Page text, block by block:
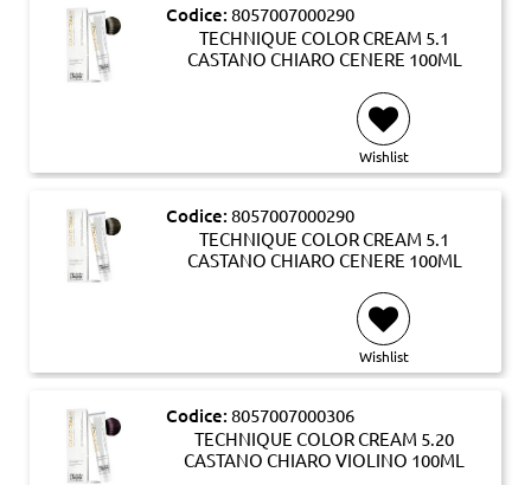
Codice: 8057007000290
TECHNIQUE COLOR CREAM 5.1
CASTANO CHIARO CENERE 100ML
Wishlist
Codice: 8057007000290
TECHNIQUE COLOR CREAM 5.1
CASTANO CHIARO CENERE 100ML
Wishlist
Codice: 8057007000306
TECHNIQUE COLOR CREAM 5.20
CASTANO CHIARO VIOLINO 100ML